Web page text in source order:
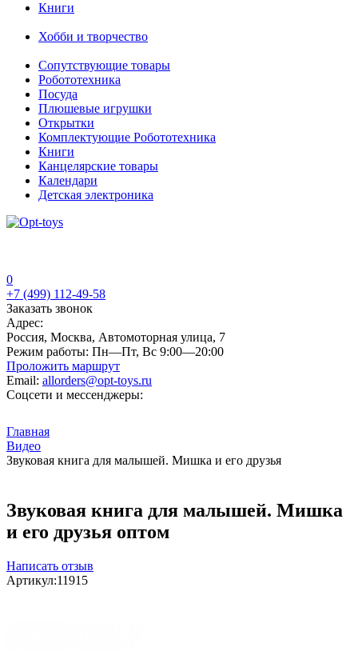
Книги
Хобби и творчество
Сопутствующие товары
Робототехника
Посуда
Плюшевые игрушки
Открытки
Комплектующие Робототехника
Книги
Канцелярские товары
Календари
Детская электроника
0
+7 (499) 112-49-58
Заказать звонок
Адрес:
Россия, Москва, Автомоторная улица, 7
Режим работы: Пн—Пт, Вс 9:00—20:00
Проложить маршрут
Email: allorders@opt-toys.ru
Соцсети и мессенджеры:
Главная
Видео
Звуковая книга для малышей. Мишка и его друзья
Звуковая книга для малышей. Мишка
и его друзья оптом
Написать отзыв
Артикул:11915